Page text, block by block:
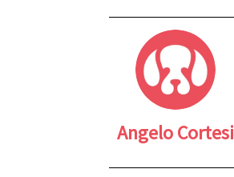
Angelo Cortesi